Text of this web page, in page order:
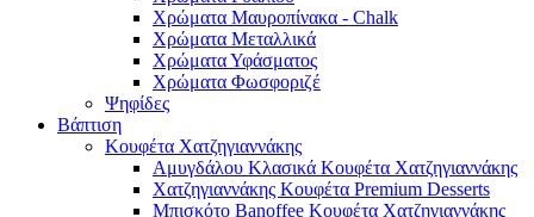
Χρώματα Μαυροπίνακα - Chalk
Χρώματα Μεταλλικά
Χρώματα Υφάσματος
Χρώματα Φωσφοριζέ
Ψηφίδες
Βάπτιση
Κουφέτα Χατζηγιαννάκης
Αμυγδάλου Κλασικά Κουφέτα Χατζηγιαννάκης
Χατζηγιαννάκης Κουφέτα Premium Desserts
Μπισκότο Banoffee Κουφέτα Χατζηγιαννάκης